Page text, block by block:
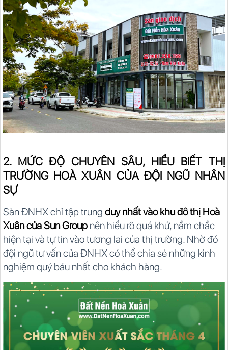
2. MỨC ĐỘ CHUYÊN SÂU, HIỂU BIẾT THỊ
TRƯỜNG HOÀ XUÂN CỦA ĐỘI NGŨ NHÂN
SỰ
Sàn ĐNHX chỉ tập trung duy nhất vào khu đô thị Hoà
Xuân của Sun Group nên hiểu rõ quá khứ, nắm chắc
hiện tại và tự tin vào tương lai của thị trường. Nhờ đó
đội ngũ tư vấn của ĐNHX có thể chia sẻ những kinh
nghiệm quý báu nhất cho khách hàng.